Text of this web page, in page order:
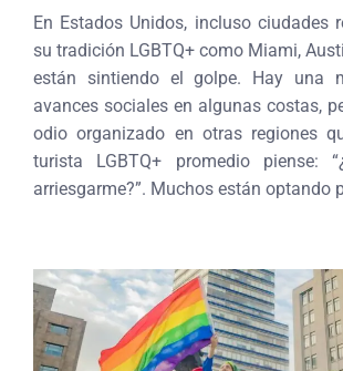
En Estados Unidos, incluso ciudades
su tradición LGBTQ+ como Miami,
están sintiendo el golpe. Hay una
avances sociales en algunas costas,
odio organizado en otras regiones
turista LGBTQ+ promedio piense:
arriesgarme?”. Muchos están optando